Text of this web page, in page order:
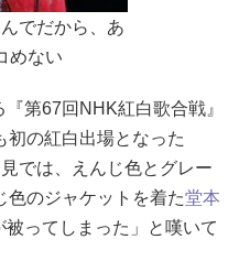
でだから、あ
めない
第67回NHK紅白歌合戦』
初の紅白出場となった
では、えんじ色とグレー
色のジャケットを着た堂本
ってしまった」と嘆いて